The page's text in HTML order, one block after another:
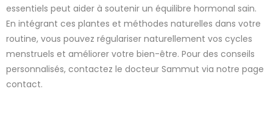
essentiels peut aider à soutenir un équilibre hormonal sain.
En intégrant ces plantes et méthodes naturelles dans votre
routine, vous pouvez régulariser naturellement vos cycles
menstruels et améliorer votre bien-être. Pour des conseils
personnalisés, contactez le docteur Sammut via notre page
contact.